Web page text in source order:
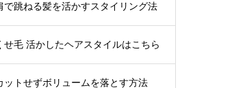
跳ねる髪を活かすスタイリング法
毛 活かしたヘアスタイルはこちら
トせずボリュームを落とす方法